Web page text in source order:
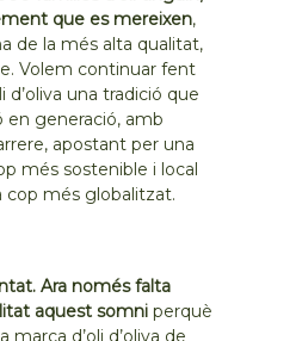
que es mereixen,
de la més alta qualitat,
Volem continuar fent
d’oliva una tradició que
en generació, amb
apostant per una
més sostenible i local
cop més globalitzat.
Ara només falta
aquest somniperquè
marca d’oli d’oliva de